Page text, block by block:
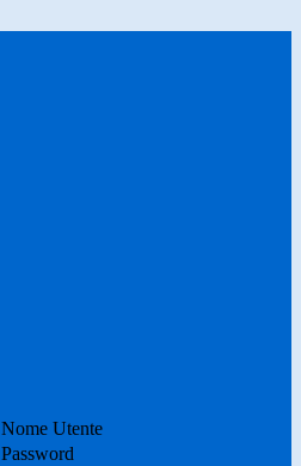
Nome Utente
Password